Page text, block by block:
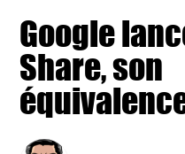
Google
Share, son